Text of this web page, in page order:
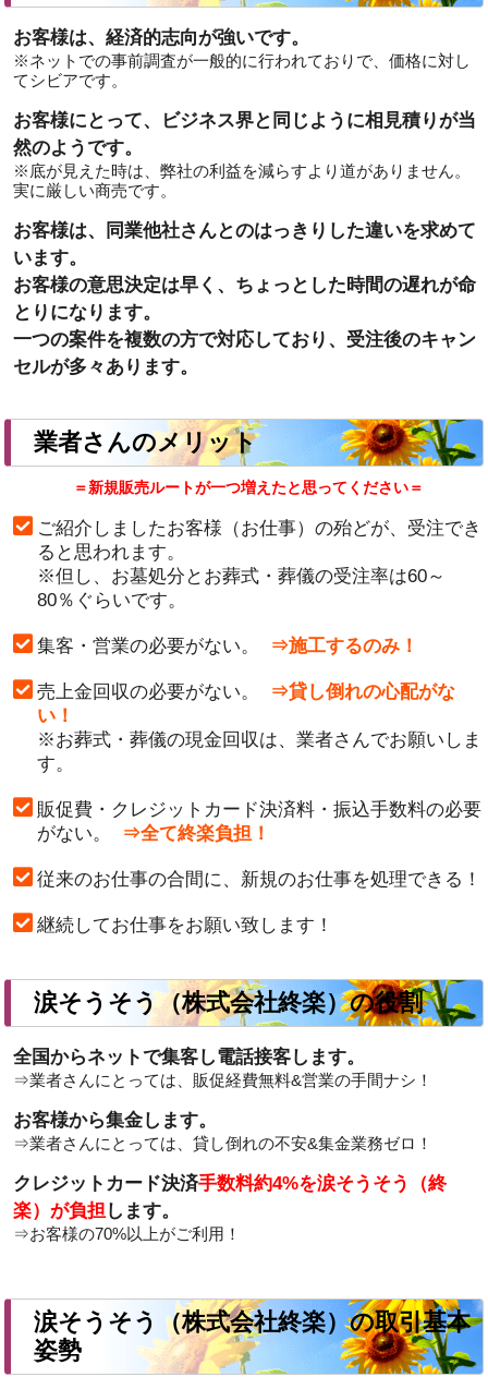
お客様は、経済的志向が強いです。
※ネットでの事前調査が一般的に行われておりで、価格に対し
てシビアです。
お客様にとって、ビジネス界と同じように相見積りが当
然のようです。
※底が見えた時は、弊社の利益を減らすより道がありません。
実に厳しい商売です。
お客様は、同業他社さんとのはっきりした違いを求めて
います。
お客様の意思決定は早く、ちょっとした時間の遅れが命
とりになります。
一つの案件を複数の方で対応しており、受注後のキャン
セルが多々あります。
業者さんのメリット
＝新規販売ルートが一つ増えたと思ってください＝
ご紹介しましたお客様（お仕事）の殆どが、受注でき
ると思われます。
※但し、お墓処分とお葬式・葬儀の受注率は60～
80％ぐらいです。
集客・営業の必要がない。 ⇒施工するのみ！
売上金回収の必要がない。
⇒貸し倒れの心配がな
い！
※お葬式・葬儀の現金回収は、業者さんでお願いしま
す。
販促費・クレジットカード決済料・振込手数料の必要
がない。
⇒全て終楽負担！
従来のお仕事の合間に、新規のお仕事を処理できる！
継続してお仕事をお願い致します！
涙そうそう（株式会社終楽）の役割
全国からネットで集客し電話接客します。
⇒業者さんにとっては、販促経費無料&営業の手間ナシ！
お客様から集金します。
⇒業者さんにとっては、貸し倒れの不安&集金業務ゼロ！
クレジットカード決済手数料約4%を涙そうそう（終
楽）が負担 します。
⇒お客様の70%以上がご利用！
涙そうそう（株式会社終楽）の取引基本
姿勢